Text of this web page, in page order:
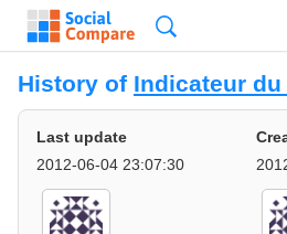
History of Indicateur
Last update
2012-06-04 23:07:30